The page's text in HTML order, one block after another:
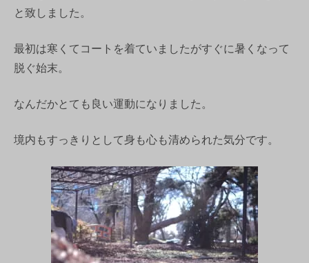
と致しました。
最初は寒くてコートを着ていましたがすぐに暑くなって
脱ぐ始末。
なんだかとても良い運動になりました。
境内もすっきりとして身も心も清められた気分です。